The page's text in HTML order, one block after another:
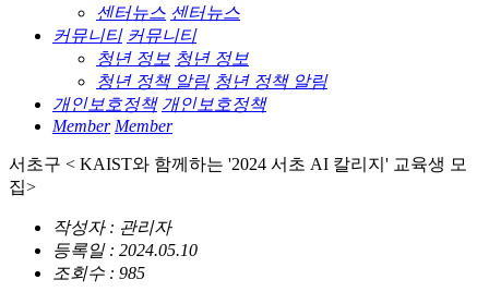
센터뉴스 센터뉴스
커뮤니티 커뮤니티
청년 정보 청년 정보
청년 정책 알림 청년 정책 알림
개인보호정책 개인보호정책
Member Member
서초구 < KAIST와 함께하는 '2024 서초 AI 칼리지' 교육생 모
집>
작성자 : 관리자
등록일 : 2024.05.10
조회수 : 985